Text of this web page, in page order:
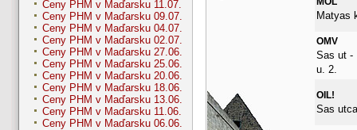
Ceny PHM v Maďarsku 11.07.
Ceny PHM v Maďarsku 09.07.
Ceny PHM v Maďarsku 04.07.
Ceny PHM v Maďarsku 02.07.
Ceny PHM v Maďarsku 27.06.
Ceny PHM v Maďarsku 25.06.
Ceny PHM v Maďarsku 20.06.
Ceny PHM v Maďarsku 18.06.
Ceny PHM v Maďarsku 13.06.
Ceny PHM v Maďarsku 11.06.
Ceny PHM v Maďarsku 06.06.
Matyas
OMV
Sas ut -
u. 2.
OIL!
Sas